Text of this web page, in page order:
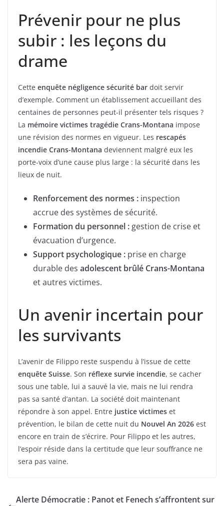
Prévenir pour ne plus
subir : les leçons du
drame
Cette enquête négligence sécurité bar doit servir
d’exemple. Comment un établissement accueillant des
centaines de personnes peut-il présenter tels risques ?
La mémoire victimes tragédie Crans-Montana impose
une révision des normes en vigueur. Les rescapés
incendie Crans-Montana deviennent malgré eux les
porte-voix d’une cause plus large : la sécurité dans les
lieux de nuit.
Renforcement des normes : inspection
accrue des systèmes de sécurité.
Formation du personnel : gestion de crise et
évacuation d’urgence.
Support psychologique : prise en charge
durable des adolescent brûlé Crans-Montana
et autres victimes.
Un avenir incertain pour
les survivants
L’avenir de Filippo reste suspendu à l’issue de cette
enquête Suisse. Son réflexe survie incendie, se cacher
sous une table, lui a sauvé la vie, mais ne lui rendra
pas sa santé d’antan. La société doit maintenant
répondre à son appel. Entre justice victimes et
prévention, le bilan de cette nuit du Nouvel An 2026 est
encore en train de s’écrire. Pour Filippo et les autres,
l’espoir réside dans la certitude que leur souffrance ne
sera pas vaine.
Alerte Démocratie : Panot et Fenech s’affrontent sur